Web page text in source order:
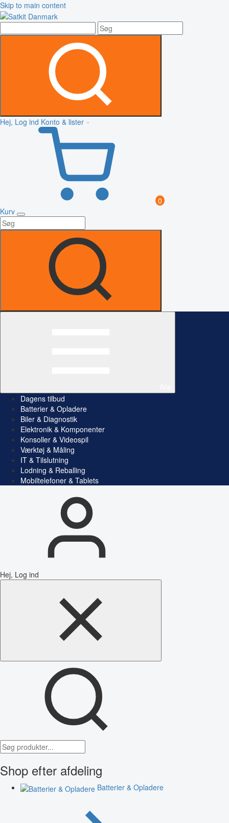
Skip to main content
Hej, Log ind Konto & lister
0
Kurv
Dagens tilbud
Batterier & Opladere
Biler & Diagnostik
Elektronik & Komponenter
Konsoller & Videospil
Værktøj & Måling
IT & Tilslutning
Lodning & Reballing
Mobiltelefoner & Tablets
Hej, Log ind
Shop efter afdeling
Batterier & Opladere